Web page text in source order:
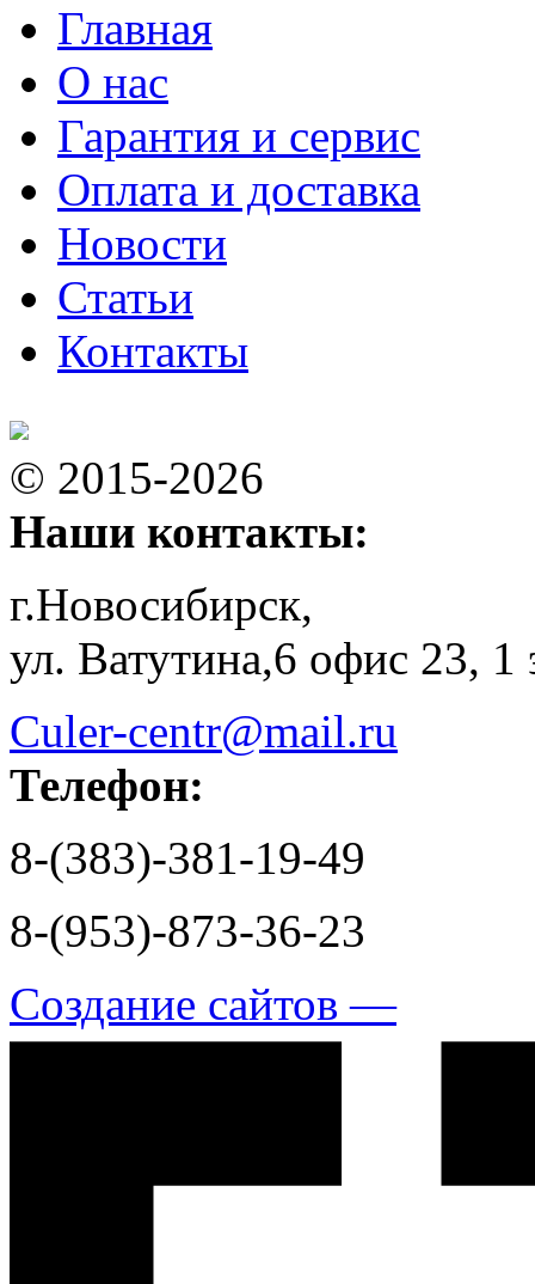
Главная
О нас
Гарантия и сервис
Оплата и доставка
Новости
Статьи
Контакты
© 2015-2026
Наши контакты:
г.Новосибирск,
ул. Ватутина,6 офис 23, 1
Culer-centr@mail.ru
Телефон:
8-(383)-381-19-49
8-(953)-873-36-23
Создание сайтов —